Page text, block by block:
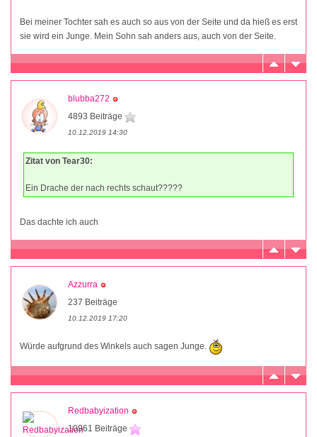
Bei meiner Tochter sah es auch so aus von der Seite und da hieß es erst
sie wird ein Junge. Mein Sohn sah anders aus, auch von der Seite.
blubba272
4893 Beiträge
10.12.2019 14:30
Zitat von Tear30:
Ein Drache der nach rechts schaut?????
Das dachte ich auch
Azzurra
237 Beiträge
10.12.2019 17:20
Würde aufgrund des Winkels auch sagen Junge.
Redbabyization
10961 Beiträge